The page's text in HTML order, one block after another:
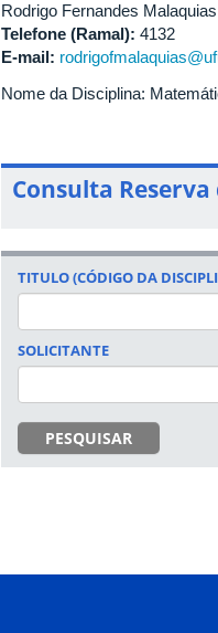
Rodrigo Fernandes Malaquias
Telefone (Ramal): 4132
E-mail:
Nome da Disciplina:
Consulta
TITULO (CÓDIGO DA
SOLICITANTE
PESQUISAR